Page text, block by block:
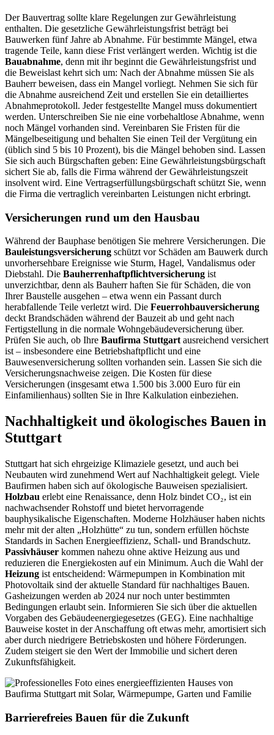
Der Bauvertrag sollte klare Regelungen zur Gewährleistung
enthalten. Die gesetzliche Gewährleistungsfrist beträgt bei
Bauwerken fünf Jahre ab Abnahme. Für bestimmte Mängel, etwa
tragende Teile, kann diese Frist verlängert werden. Wichtig ist die
Bauabnahme, denn mit ihr beginnt die Gewährleistungsfrist und
die Beweislast kehrt sich um: Nach der Abnahme müssen Sie als
Bauherr beweisen, dass ein Mangel vorliegt. Nehmen Sie sich für
die Abnahme ausreichend Zeit und erstellen Sie ein detailliertes
Abnahmeprotokoll. Jeder festgestellte Mangel muss dokumentiert
werden. Unterschreiben Sie nie eine vorbehaltlose Abnahme, wenn
noch Mängel vorhanden sind. Vereinbaren Sie Fristen für die
Mängelbeseitigung und behalten Sie einen Teil der Vergütung ein
(üblich sind 5 bis 10 Prozent), bis die Mängel behoben sind. Lassen
Sie sich auch Bürgschaften geben: Eine Gewährleistungsbürgschaft
sichert Sie ab, falls die Firma während der Gewährleistungszeit
insolvent wird. Eine Vertragserfüllungsbürgschaft schützt Sie, wenn
die Firma die vertraglich vereinbarten Leistungen nicht erbringt.
Versicherungen rund um den Hausbau
Während der Bauphase benötigen Sie mehrere Versicherungen. Die
Bauleistungsversicherung schützt vor Schäden am Bauwerk durch
unvorhersehbare Ereignisse wie Sturm, Hagel, Vandalismus oder
Diebstahl. Die Bauherrenhaftpflichtversicherung ist
unverzichtbar, denn als Bauherr haften Sie für Schäden, die von
Ihrer Baustelle ausgehen – etwa wenn ein Passant durch
herabfallende Teile verletzt wird. Die Feuerrohbauversicherung
deckt Brandschäden während der Bauzeit ab und geht nach
Fertigstellung in die normale Wohngebäudeversicherung über.
Prüfen Sie auch, ob Ihre Baufirma Stuttgart ausreichend versichert
ist – insbesondere eine Betriebshaftpflicht und eine
Bauwesenversicherung sollten vorhanden sein. Lassen Sie sich die
Versicherungsnachweise zeigen. Die Kosten für diese
Versicherungen (insgesamt etwa 1.500 bis 3.000 Euro für ein
Einfamilienhaus) sollten Sie in Ihre Kalkulation einbeziehen.
Nachhaltigkeit und ökologisches Bauen in
Stuttgart
Stuttgart hat sich ehrgeizige Klimaziele gesetzt, und auch bei
Neubauten wird zunehmend Wert auf Nachhaltigkeit gelegt. Viele
Baufirmen haben sich auf ökologische Bauweisen spezialisiert.
Holzbau erlebt eine Renaissance, denn Holz bindet CO₂, ist ein
nachwachsender Rohstoff und bietet hervorragende
bauphysikalische Eigenschaften. Moderne Holzhäuser haben nichts
mehr mit der alten „Holzhütte“ zu tun, sondern erfüllen höchste
Standards in Sachen Energieeffizienz, Schall- und Brandschutz.
Passivhäuser kommen nahezu ohne aktive Heizung aus und
reduzieren die Energiekosten auf ein Minimum. Auch die Wahl der
Heizung ist entscheidend: Wärmepumpen in Kombination mit
Photovoltaik sind der aktuelle Standard für nachhaltiges Bauen.
Gasheizungen werden ab 2024 nur noch unter bestimmten
Bedingungen erlaubt sein. Informieren Sie sich über die aktuellen
Vorgaben des Gebäudeenergiegesetzes (GEG). Eine nachhaltige
Bauweise kostet in der Anschaffung oft etwas mehr, amortisiert sich
aber durch niedrigere Betriebskosten und höhere Förderungen.
Zudem steigert sie den Wert der Immobilie und sichert deren
Zukunftsfähigkeit.
Barrierefreies Bauen für die Zukunft